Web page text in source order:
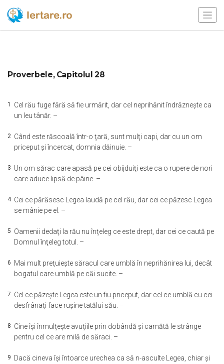
Proverbele, Capitolul 28
1 Cel rău fuge fără să fie urmărit, dar cel neprihănit îndrăzneşte ca
un leu tânăr. –
2 Când este răscoală într-o ţară, sunt mulţi capi, dar cu un om
priceput şi încercat, domnia dăinuie. –
3 Un om sărac care apasă pe cei obijduiţi este ca o rupere de nori
care aduce lipsă de pâine. –
4 Cei ce părăsesc Legea laudă pe cel rău, dar cei ce păzesc Legea
se mânie pe el. –
5 Oamenii dedaţi la rău nu înţeleg ce este drept, dar cei ce caută pe
Domnul înţeleg totul. –
6 Mai mult preţuieşte săracul care umblă în neprihănirea lui, decât
bogatul care umblă pe căi sucite. –
7 Cel ce păzeşte Legea este un fiu priceput, dar cel ce umblă cu cei
desfrânaţi face ruşine tatălui său. –
8 Cine îşi înmulţeşte avuţiile prin dobândă şi camătă le strânge
pentru cel ce are milă de săraci. –
9 Dacă cineva îşi întoarce urechea ca să n-asculte Legea, chiar şi